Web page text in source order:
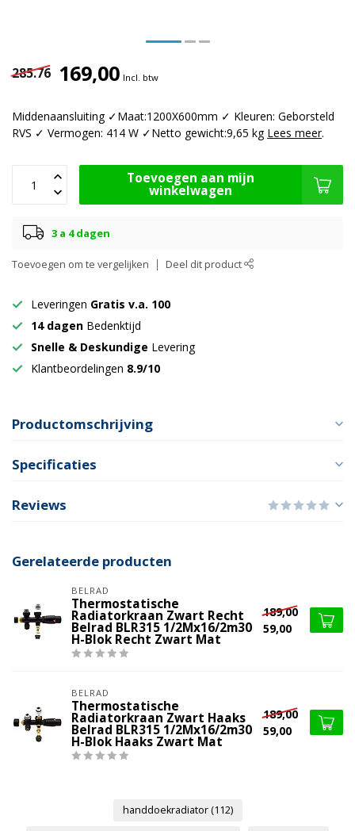
285.76 169,00 Incl. btw
Middenaansluiting ✓Maat:1200X600mm ✓ Kleuren: Geborsteld
RVS ✓ Vermogen: 414 W ✓Netto gewicht:9,65 kg Lees meer.
Toevoegen aan mijn
winkelwagen
3 a 4 dagen
Toevoegen om te vergelijken Deel dit product
Leveringen Gratis v.a. 100
14 dagen Bedenktijd
Snelle & Deskundige Levering
Klantbeordelingen 8.9/10
Productomschrijving
Specificaties
Reviews
Gerelateerde producten
BELRAD
Thermostatische
Radiatorkraan Zwart Recht
Belrad BLR315 1/2Mx16/2m30
H-Blok Recht Zwart Mat
189,00
59,00
BELRAD
Thermostatische
Radiatorkraan Zwart Haaks
Belrad BLR315 1/2Mx16/2m30
H-Blok Haaks Zwart Mat
189,00
59,00
handdoekradiator(112)